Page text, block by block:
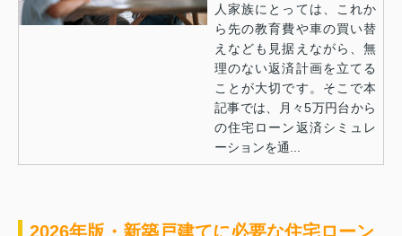
人家族にとっては、これか
ら先の教育費や車の買い替
えなども見据えながら、無
理のない返済計画を立てる
ことが大切です。そこで本
記事では、月々5万円台から
の住宅ローン返済シミュレ
ーションを通...
2026年版・新築戸建てに必要な住宅ローン